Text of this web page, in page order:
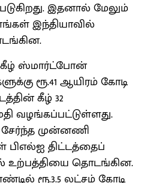
இதனால் மேலும்
இந்தியாவில்
கீழ் ஸ்மார்ட்போன்
ரூ.41 ஆயிரம் கோடி
கீழ் 32
வழங்கப்பட்டுள்ளது.
முன்னணி
திட்டத்தைப்
உற்பத்தியை தொடங்கின.
ரூ.3.5 லட்சம் கோடி